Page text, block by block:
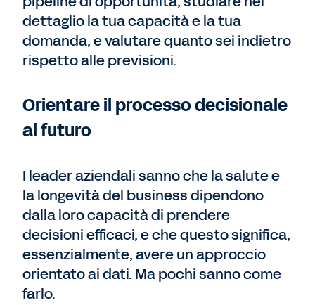
dettaglio la tua capacità e la tua
domanda, e valutare quanto sei indietro
rispetto alle previsioni.
Orientare il processo decisionale
al futuro
I leader aziendali sanno che la salute e
la longevità del business dipendono
dalla loro capacità di prendere
decisioni efficaci, e che questo significa,
essenzialmente, avere un approccio
orientato ai dati. Ma pochi sanno come
farlo.